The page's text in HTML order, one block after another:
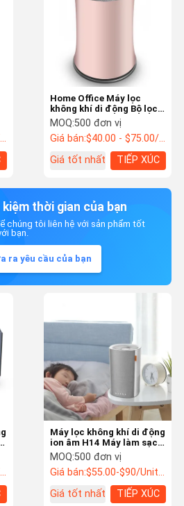
Home Office Máy lọc
không khí di động Bộ lọc
tia UV Anion 3 tốc độ
quạt OEM
MOQ:500 đơn vị
Giá bán:$40.00 - $75.00/Units
Giá tốt nhất
TIẾP XÚC
thời gian của bạn
chúng tôi liên hệ với sản phẩm tốt
bạn.
ra yêu cầu của bạn
Máy lọc không khí di động
ion âm H14 Máy làm sạch
không khí Hepa cho gia
đình
MOQ:500 đơn vị
Giá bán:$55.00-$90/Units >=500 Units
Giá tốt nhất
TIẾP XÚC